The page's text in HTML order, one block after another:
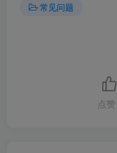
常见问题
点赞